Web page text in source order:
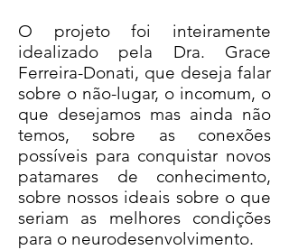
O projeto foi inteiramente
idealizado pela Dra. Grace
Ferreira-Donati, que deseja falar
sobre o não-lugar, o incomum, o
que desejamos mas ainda não
temos, sobre as conexões
possíveis para conquistar novos
patamares de conhecimento,
sobre nossos ideais sobre o que
seriam as melhores condições
para o neurodesenvolvimento.